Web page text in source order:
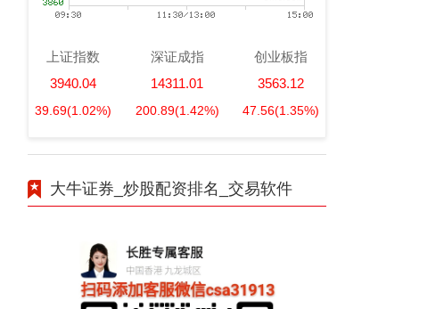
上证指数
3940.04
39.69(1.02%)
深证成指
14311.01
200.89(1.42%)
创业板指
3563.12
47.56(1.35%)
大牛证券_炒股配资排名_交易软件